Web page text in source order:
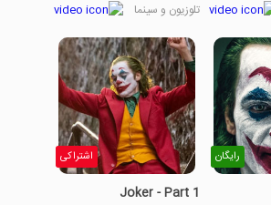
تلوزیون و سینما
رایگان اشتراکی
Joker - Part 1